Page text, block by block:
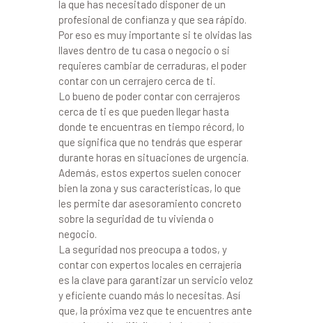
la que has necesitado disponer de un
profesional de confianza y que sea rápido.
Por eso es muy importante si te olvidas las
llaves dentro de tu casa o negocio o si
requieres cambiar de cerraduras, el poder
contar con un cerrajero cerca de ti.
Lo bueno de poder contar con cerrajeros
cerca de ti es que pueden llegar hasta
donde te encuentras en tiempo récord, lo
que significa que no tendrás que esperar
durante horas en situaciones de urgencia.
Además, estos expertos suelen conocer
bien la zona y sus características, lo que
les permite dar asesoramiento concreto
sobre la seguridad de tu vivienda o
negocio.
La seguridad nos preocupa a todos, y
contar con expertos locales en cerrajería
es la clave para garantizar un servicio veloz
y eficiente cuando más lo necesitas. Así
que, la próxima vez que te encuentres ante